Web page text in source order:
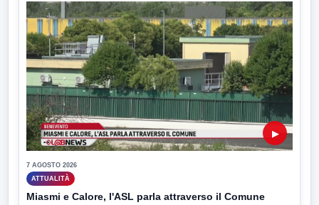
▶
7 AGOSTO 2026
ATTUALITÀ
Miasmi e Calore, l'ASL parla attraverso il Comune